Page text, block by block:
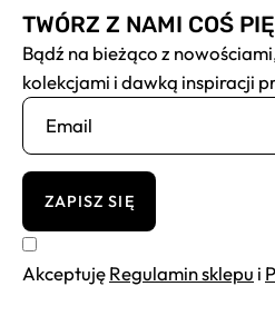
TWÓRZ Z NAMI COŚ
Bądź na bieżąco z
kolekcjami i dawką inspiracji
ZAPISZ SIĘ
AkceptujęRegulamin sklepu i